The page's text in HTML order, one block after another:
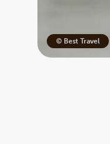
© Best Travel